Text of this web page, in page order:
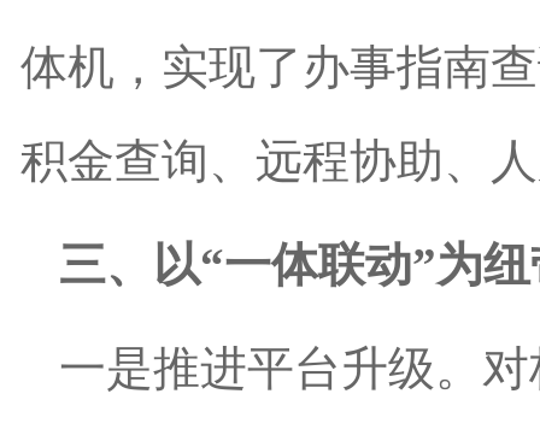
体机，实现了办事指南
积金查询、远程协助、
三、以“一体联动”为
一是推进平台升级。